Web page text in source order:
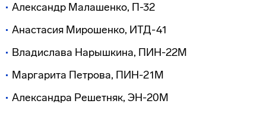
Александр Малашенко, П-32
Анастасия Мирошенко, ИТД-41
Владислава Нарышкина, ПИН-22М
Маргарита Петрова, ПИН-21М
Александра Решетняк, ЭН-20М